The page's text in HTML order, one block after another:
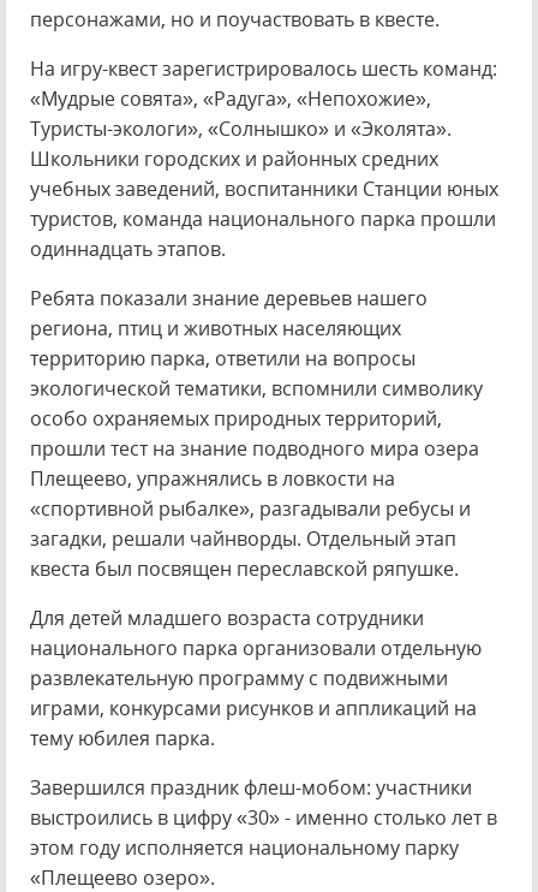
персонажами, но и поучаствовать в квесте.
На игру-квест зарегистрировалось шесть команд:
«Мудрые совята», «Радуга», «Непохожие»,
Туристы-экологи», «Солнышко» и «Эколята».
Школьники городских и районных средних
учебных заведений, воспитанники Станции юных
туристов, команда национального парка прошли
одиннадцать этапов.
Ребята показали знание деревьев нашего
региона, птиц и животных населяющих
территорию парка, ответили на вопросы
экологической тематики, вспомнили символику
особо охраняемых природных территорий,
прошли тест на знание подводного мира озера
Плещеево, упражнялись в ловкости на
«спортивной рыбалке», разгадывали ребусы и
загадки, решали чайнворды. Отдельный этап
квеста был посвящен переславской ряпушке.
Для детей младшего возраста сотрудники
национального парка организовали отдельную
развлекательную программу с подвижными
играми, конкурсами рисунков и аппликаций на
тему юбилея парка.
Завершился праздник флеш-мобом: участники
выстроились в цифру «30» - именно столько лет в
этом году исполняется национальному парку
«Плещеево озеро».